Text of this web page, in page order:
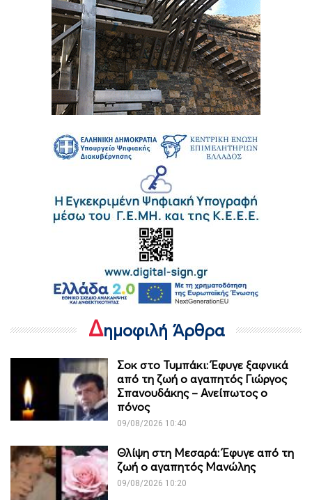
Δημοφιλή Άρθρα
Σοκ στο Τυμπάκι: Έφυγε ξαφνικά
από τη ζωή ο αγαπητός Γιώργος
Σπανουδάκης – Ανείπωτος ο
πόνος
09/08/2026 10:40
Θλίψη στη Μεσαρά: Έφυγε από τη
ζωή ο αγαπητός Μανώλης
09/08/2026 10:20